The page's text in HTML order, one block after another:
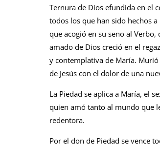
Ternura de Dios efundida en el
todos los que han sido hechos
que acogió en su seno al
amado de Dios creció en el
y contemplativa de María.
de Jesús con el dolor de una
La Piedad se aplica a María, el
quien amó tanto al mundo que
redentora.
Por el don de Piedad se vence